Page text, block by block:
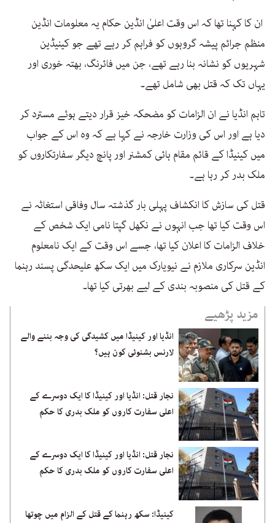
ان کا کہنا تھا کہ اس وقت اعلیٰ انڈین حکام یہ معلومات انڈین
منظم جرائم پیشہ گروہوں کو فراہم کر رہے تھے جو کینیڈین
شہریوں کو نشانہ بنا رہے تھے، جن میں فائرنگ، بھتہ خوری اور
یہاں تک کہ قتل بھی شامل تھے۔
تاہم انڈیا نے ان الزامات کو مضحکہ خیز قرار دیتے ہوئے مسترد کر
دیا ہے اور اس کی وزارت خارجہ نے کہا ہے کہ وہ اس کے جواب
میں کینیڈا کے قائم مقام ہائی کمشنر اور پانچ دیگر سفارتکاروں کو
ملک بدر کر رہا ہے۔
قتل کی سازش کا انکشاف پہلی بار گذشتہ سال وفاقی استغاثہ نے
اس وقت کیا تھا جب انہوں نے نکھل گپتا نامی ایک شخص کے
خلاف الزامات کا اعلان کیا تھا، جسے اس وقت کے ایک نامعلوم
انڈین سرکاری ملازم نے نیویارک میں ایک سکھ علیحدگی پسند رہنما
کے قتل کی منصوبہ بندی کے لیے بھرتی کیا تھا۔
مزید پڑھیے
انڈیا اور کینیڈا میں کشیدگی کی وجہ بننے والے
لارنس بشنوئی کون ہیں؟
نجار قتل: انڈیا اور کینیڈا کا ایک دوسرے کے
اعلی سفارت کاروں کو ملک بدری کا حکم
نجار قتل: انڈیا اور کینیڈا کا ایک دوسرے کے
اعلی سفارت کاروں کو ملک بدری کا حکم
کینیڈا: سکھ رہنما کے قتل کے الزام میں چوتھا